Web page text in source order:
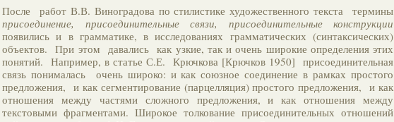
После работ В.В. Виноградова по стилистике художественного текста термины
присоединение, присоединительные связи, присоединительные конструкции
появились и в грамматике, в исследованиях грамматических (синтаксических)
объектов. При этом давались как узкие, так и очень широкие определения этих
понятий. Например, в статье С.Е. Крючкова [Крючков 1950] присоединительная
связь понималась очень широко: и как союзное соединение в рамках простого
предложения, и как сегментирование (парцелляция) простого предложения, и как
отношения между частями сложного предложения, и как отношения между
текстовыми фрагментами. Широкое толкование присоединительных отношений